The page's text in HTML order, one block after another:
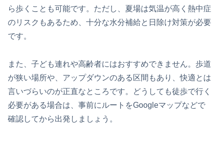
ら歩くことも可能です。ただし、夏場は気温が高く熱中症
のリスクもあるため、十分な水分補給と日除け対策が必要
です。
また、子ども連れや高齢者にはおすすめできません。歩道
が狭い場所や、アップダウンのある区間もあり、快適とは
言いづらいのが正直なところです。どうしても徒歩で行く
必要がある場合は、事前にルートをGoogleマップなどで
確認してから出発しましょう。